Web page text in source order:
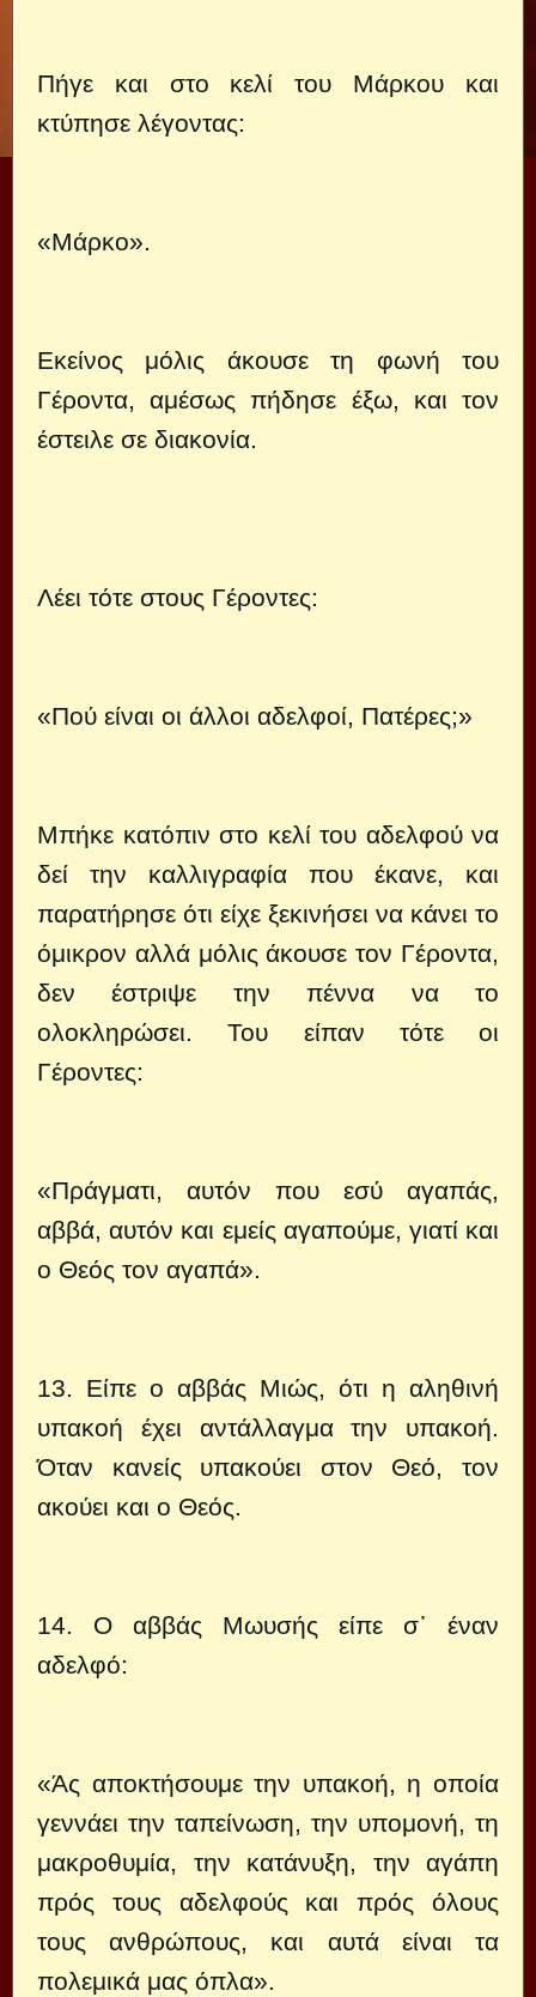
Πήγε και στο κελί του Μάρκου και
κτύπησε λέγοντας:
«Μάρκο».
Εκείνος μόλις άκουσε τη φωνή του
Γέροντα, αμέσως πήδησε έξω, και τον
έστειλε σε διακονία.
Λέει τότε στους Γέροντες:
«Πού είναι οι άλλοι αδελφοί, Πατέρες;»
Μπήκε κατόπιν στο κελί του αδελφού να
δεί την καλλιγραφία που έκανε, και
παρατήρησε ότι είχε ξεκινήσει να κάνει το
όμικρον αλλά μόλις άκουσε τον Γέροντα,
δεν έστριψε την πέννα να το
ολοκληρώσει. Του είπαν τότε οι
Γέροντες:
«Πράγματι, αυτόν που εσύ αγαπάς,
αββά, αυτόν και εμείς αγαπούμε, γιατί και
ο Θεός τον αγαπά».
13. Είπε ο αββάς Μιώς, ότι η αληθινή
υπακοή έχει αντάλλαγμα την υπακοή.
Όταν κανείς υπακούει στον Θεό, τον
ακούει και ο Θεός.
14. Ο αββάς Μωυσής είπε σ᾿ έναν
αδελφό:
«Άς αποκτήσουμε την υπακοή, η οποία
γεννάει την ταπείνωση, την υπομονή, τη
μακροθυμία, την κατάνυξη, την αγάπη
πρός τους αδελφούς και πρός όλους
τους ανθρώπους, και αυτά είναι τα
πολεμικά μας όπλα».